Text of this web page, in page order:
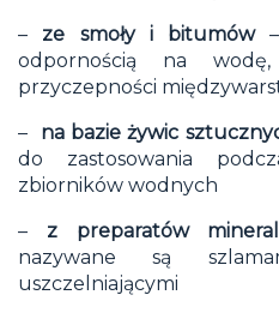
– ze smoły i bitumów–
odpornością na
przyczepności
– na bazie żywic
do zastosowania
zbiorników wodnych
– z preparatów
nazywane są
uszczelniającymi